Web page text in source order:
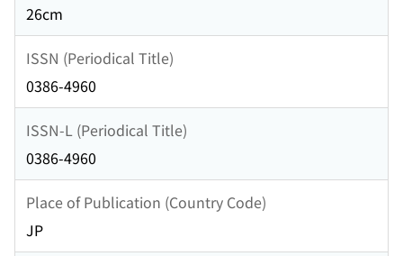
26cm
ISSN (Periodical Title)
0386-4960
ISSN-L (Periodical Title)
0386-4960
Place of Publication (Country Code)
JP